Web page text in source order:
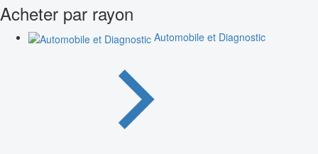
Acheter par rayon
Automobile et Diagnostic